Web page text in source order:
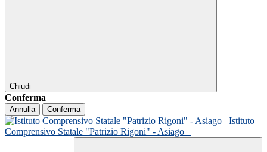
Chiudi
Conferma
Annulla Conferma
Istituto
Comprensivo Statale "Patrizio Rigoni" - Asiago